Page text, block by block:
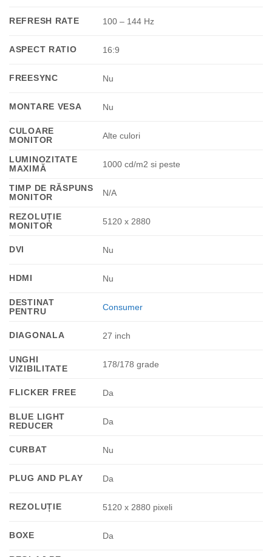
REFRESH RATE 100 – 144 Hz
ASPECT RATIO 16:9
FREESYNC Nu
MONTARE VESA Nu
CULOARE
MONITOR
Alte culori
LUMINOZITATE
MAXIMĂ
1000 cd/m2 si peste
TIMP DE RĂSPUNS
MONITOR
N/A
REZOLUȚIE
MONITOR
5120 x 2880
DVI Nu
HDMI Nu
DESTINAT
PENTRU
Consumer
DIAGONALA 27 inch
UNGHI
VIZIBILITATE
178/178 grade
FLICKER FREE Da
BLUE LIGHT
REDUCER
Da
CURBAT Nu
PLUG AND PLAY Da
REZOLUȚIE 5120 x 2880 pixeli
BOXE Da